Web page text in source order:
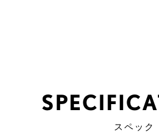
スペック